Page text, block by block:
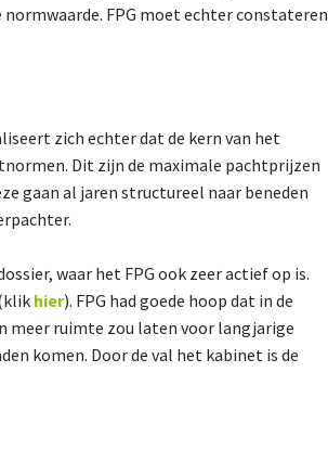
FPG moet echter constateren
zich echter dat de kern van het
Dit zijn de maximale pachtprijzen
gaan al jaren structureel naar beneden
waar het FPG ook zeer actief op is.
hier). FPG had goede hoop dat in de
meer ruimte zou laten voor langjarige
komen. Door de val het kabinet is de